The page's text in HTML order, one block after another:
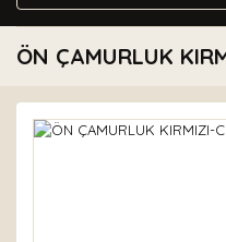
ÖN ÇAMURLUK